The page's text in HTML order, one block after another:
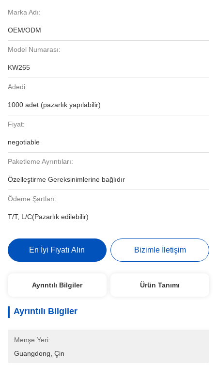
Marka Adı:
OEM/ODM
Model Numarası:
KW265
Adedi:
1000 adet (pazarlık yapılabilir)
Fiyat:
negotiable
Paketleme Ayrıntıları:
Özelleştirme Gereksinimlerine bağlıdır
Ödeme Şartları:
T/T, L/C(Pazarlık edilebilir)
En İyi Fiyatı Alın Bizimle İletişim
Ayrıntılı Bilgiler Ürün Tanımı
Ayrıntılı Bilgiler
Menşe Yeri:
Guangdong, Çin